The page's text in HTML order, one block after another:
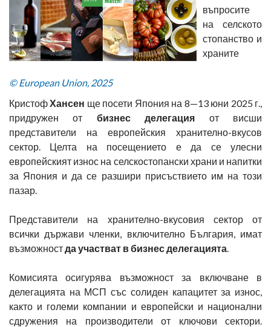
© European Union, 2025
въпросите
на селското
стопанство и
храните
КристофХансен ще посети Япония на 8—13 юни 2025 г.,
придружен от бизнес делегация от висши
представители на европейския хранително-вкусов
сектор. Целта на посещението е да се улесни
европейският износ на селскостопански храни и напитки
за Япония и да се разшири присъствието им на този
пазар.
Представители на хранително-вкусовия сектор от
всички държави членки, включително България, имат
възможност да участват в бизнес делегацията
Комисията осигурява възможност за включване в
делегацията на МСП със солиден капацитет за износ,
както и големи компании и европейски и национални
сдружения на производители от ключови сектори.